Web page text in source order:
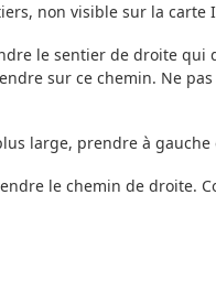
non visible sur la
le sentier de droite
sur ce chemin. Ne
large, prendre à
le chemin de droite.